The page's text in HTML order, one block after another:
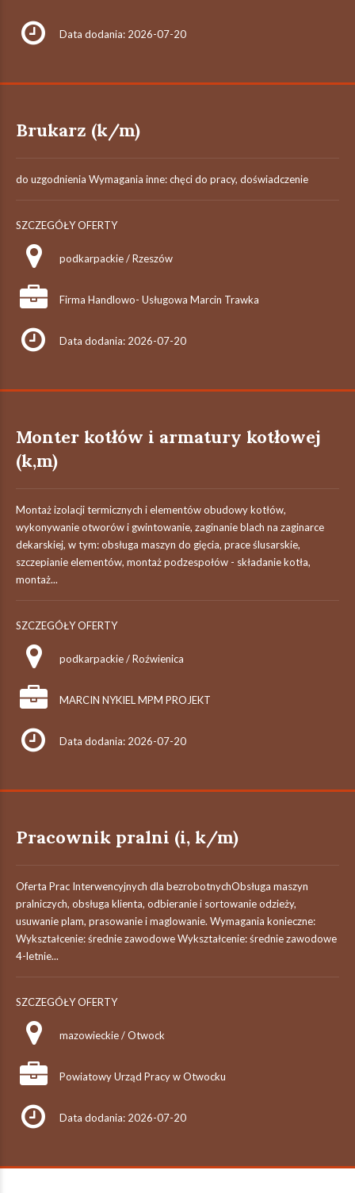
Data dodania: 2026-07-20
Brukarz (k/m)
do uzgodnienia Wymagania inne: chęci do pracy, doświadczenie
SZCZEGÓŁY OFERTY
podkarpackie / Rzeszów
Firma Handlowo- Usługowa Marcin Trawka
Data dodania: 2026-07-20
Monter kotłów i armatury kotłowej
(k,m)
Montaż izolacji termicznych i elementów obudowy kotłów,
wykonywanie otworów i gwintowanie, zaginanie blach na zaginarce
dekarskiej, w tym: obsługa maszyn do gięcia, prace ślusarskie,
szczepianie elementów, montaż podzespołów - składanie kotła,
montaż...
SZCZEGÓŁY OFERTY
podkarpackie / Roźwienica
MARCIN NYKIEL MPM PROJEKT
Data dodania: 2026-07-20
Pracownik pralni (i, k/m)
Oferta Prac Interwencyjnych dla bezrobotnychObsługa maszyn
pralniczych, obsługa klienta, odbieranie i sortowanie odzieży,
usuwanie plam, prasowanie i maglowanie. Wymagania konieczne:
Wykształcenie: średnie zawodowe Wykształcenie: średnie zawodowe
4-letnie...
SZCZEGÓŁY OFERTY
mazowieckie / Otwock
Powiatowy Urząd Pracy w Otwocku
Data dodania: 2026-07-20